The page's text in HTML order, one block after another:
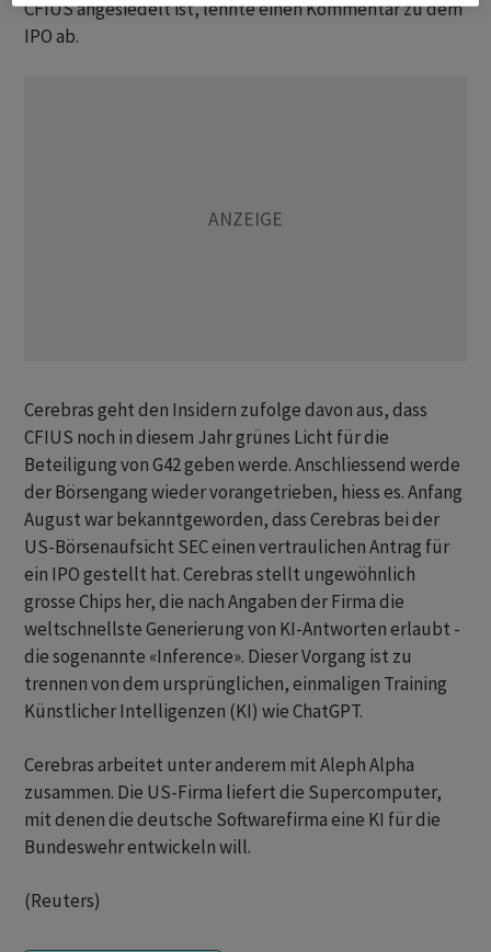
CFIUS angesiedelt ist, lehnte einen Kommentar zu dem
IPO ab.
Cerebras geht den Insidern zufolge davon aus, dass
CFIUS noch in diesem Jahr grünes Licht für die
Beteiligung von G42 geben werde. Anschliessend werde
der Börsengang wieder vorangetrieben, hiess es. Anfang
August war bekanntgeworden, dass Cerebras bei der
US-Börsenaufsicht SEC einen vertraulichen Antrag für
ein IPO gestellt hat. Cerebras stellt ungewöhnlich
grosse Chips her, die nach Angaben der Firma die
weltschnellste Generierung von KI-Antworten erlaubt -
die sogenannte «Inference». Dieser Vorgang ist zu
trennen von dem ursprünglichen, einmaligen Training
Künstlicher Intelligenzen (KI) wie ChatGPT.
Cerebras arbeitet unter anderem mit Aleph Alpha
zusammen. Die US-Firma liefert die Supercomputer,
mit denen die deutsche Softwarefirma eine KI für die
Bundeswehr entwickeln will.
(Reuters)